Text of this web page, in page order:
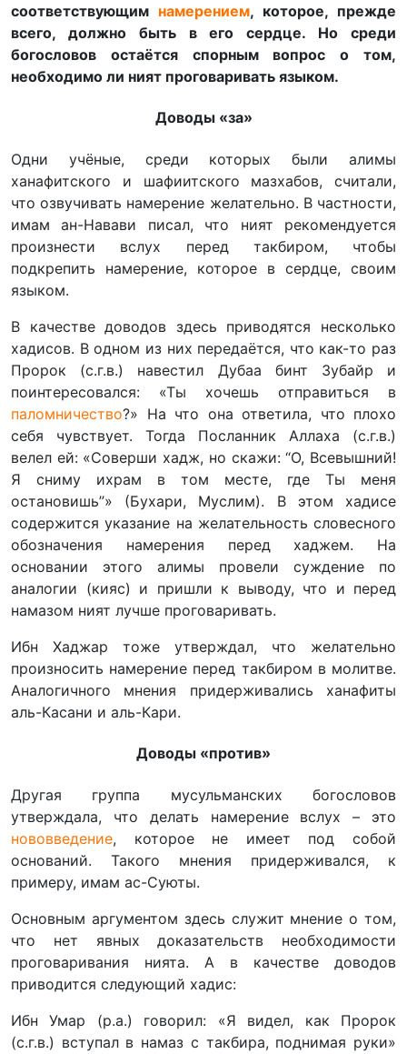
соответствующим намерением, которое, прежде
всего, должно быть в его сердце. Но среди
богословов остаётся спорным вопрос о том,
необходимо ли ният проговаривать языком.
Доводы «за»
Одни учёные, среди которых были алимы
ханафитского и шафиитского мазхабов, считали,
что озвучивать намерение желательно. В частности,
имам ан-Навави писал, что ният рекомендуется
произнести вслух перед такбиром, чтобы
подкрепить намерение, которое в сердце, своим
языком.
В качестве доводов здесь приводятся несколько
хадисов. В одном из них передаётся, что как-то раз
Пророк (с.г.в.) навестил Дубаа бинт Зубайр и
поинтересовался: «Ты хочешь отправиться в
паломничество?» На что она ответила, что плохо
себя чувствует. Тогда Посланник Аллаха (с.г.в.)
велел ей: «Соверши хадж, но скажи: “О, Всевышний!
Я сниму ихрам в том месте, где Ты меня
остановишь”» (Бухари, Муслим). В этом хадисе
содержится указание на желательность словесного
обозначения намерения перед хаджем. На
основании этого алимы провели суждение по
аналогии (кияс) и пришли к выводу, что и перед
намазом ният лучше проговаривать.
Ибн Хаджар тоже утверждал, что желательно
произносить намерение перед такбиром в молитве.
Аналогичного мнения придерживались ханафиты
аль-Касани и аль-Кари.
Доводы «против»
Другая группа мусульманских богословов
утверждала, что делать намерение вслух – это
нововведение, которое не имеет под собой
оснований. Такого мнения придерживался, к
примеру, имам ас-Суюты.
Основным аргументом здесь служит мнение о том,
что нет явных доказательств необходимости
проговаривания нията. А в качестве доводов
приводится следующий хадис:
Ибн Умар (р.а.) говорил: «Я видел, как Пророк
(с.г.в.) вступал в намаз с такбира, поднимая руки»